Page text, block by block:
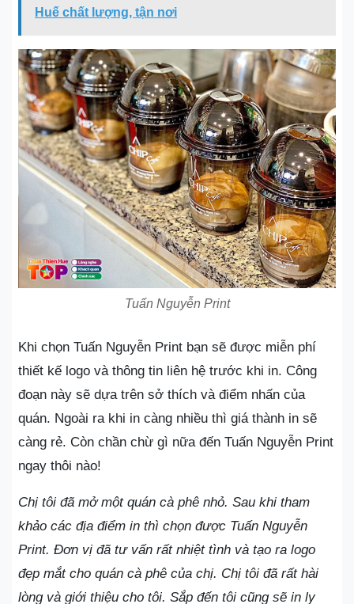
Huế chất lượng, tận nơi
Tuấn Nguyễn Print
Khi chọn Tuấn Nguyễn Print bạn sẽ được miễn phí
thiết kế logo và thông tin liên hệ trước khi in. Công
đoạn này sẽ dựa trên sở thích và điểm nhấn của
quán. Ngoài ra khi in càng nhiều thì giá thành in sẽ
càng rẻ. Còn chần chừ gì nữa đến Tuấn Nguyễn Print
ngay thôi nào!
Chị tôi đã mở một quán cà phê nhỏ. Sau khi tham
khảo các địa điểm in thì chọn được Tuấn Nguyễn
Print. Đơn vị đã tư vấn rất nhiệt tình và tạo ra logo
đẹp mắt cho quán cà phê của chị. Chị tôi đã rất hài
lòng và giới thiệu cho tôi. Sắp đến tôi cũng sẽ in ly